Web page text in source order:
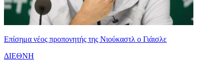
Επίσημα νέος προπονητής της Νιούκαστλ ο Γιάισλε
ΔΙΕΘΝΗ